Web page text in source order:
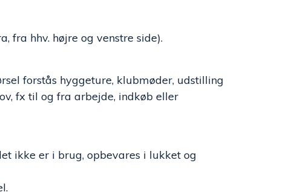
fra hhv. højre og venstre side).
forstås hyggeture, klubmøder, udstilling
fx til og fra arbejde, indkøb eller
ikke er i brug, opbevares i lukket og